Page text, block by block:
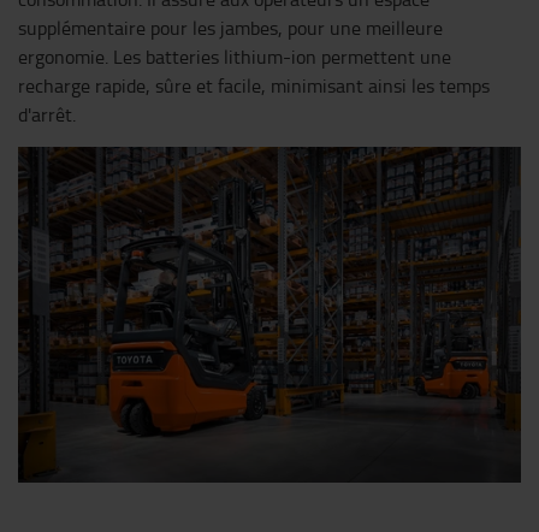
supplémentaire pour les jambes, pour une meilleure
ergonomie. Les batteries lithium-ion permettent une
recharge rapide, sûre et facile, minimisant ainsi les temps
d'arrêt.